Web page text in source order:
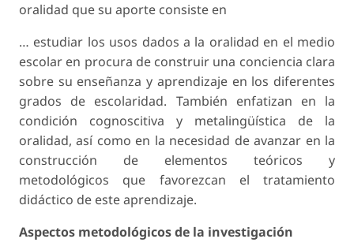
oralidad que su aporte consiste en
… estudiar los usos dados a la oralidad en el medio
escolar en procura de construir una conciencia clara
sobre su enseñanza y aprendizaje en los diferentes
grados de escolaridad. También enfatizan en la
condición cognoscitiva y metalingüística de la
oralidad, así como en la necesidad de avanzar en la
construcción de elementos teóricos y
metodológicos que favorezcan el tratamiento
didáctico de este aprendizaje.
Aspectos metodológicos de la investigación